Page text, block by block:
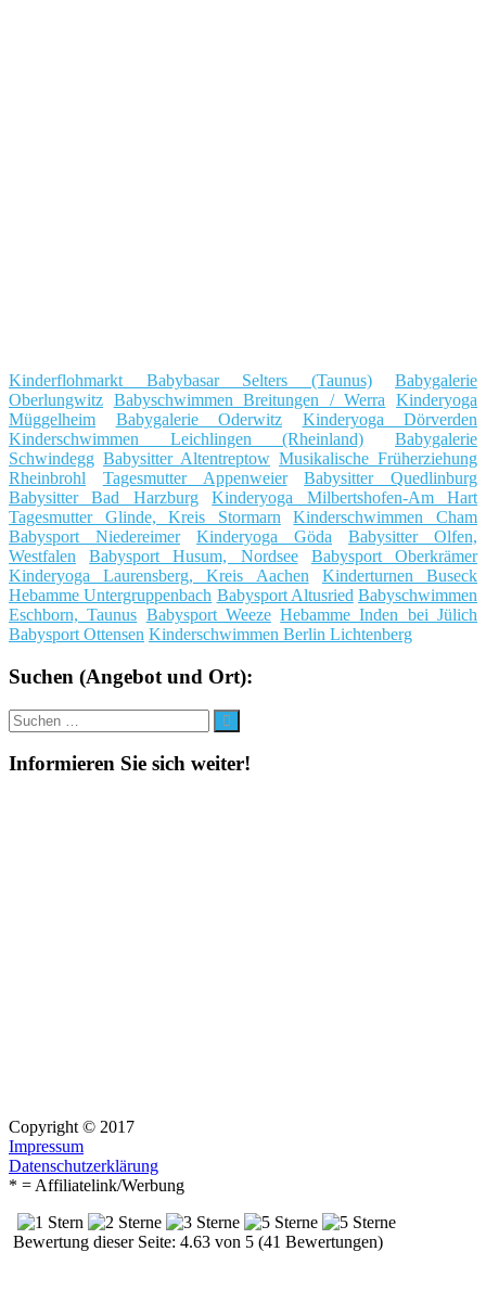
Kinderflohmarkt Babybasar Selters (Taunus)
Babygalerie
Oberlungwitz Babyschwimmen Breitungen / Werra
Kinderyoga
Müggelheim
Babygalerie Oderwitz
Kinderyoga Dörverden
Kinderschwimmen Leichlingen (Rheinland)
Babygalerie
Schwindegg Babysitter Altentreptow Musikalische Früherziehung
Rheinbrohl
Tagesmutter Appenweier
Babysitter Quedlinburg
Babysitter Bad Harzburg
Kinderyoga Milbertshofen-Am Hart
Tagesmutter Glinde, Kreis Stormarn
Kinderschwimmen Cham
Babysport Niedereimer
Kinderyoga Göda
Babysitter Olfen,
Westfalen
Babysport Husum, Nordsee
Babysport Oberkrämer
Kinderyoga Laurensberg, Kreis Aachen
Kinderturnen Buseck
Hebamme Untergruppenbach Babysport Altusried Babyschwimmen
Eschborn, Taunus Babysport Weeze Hebamme Inden bei Jülich
Babysport Ottensen Kinderschwimmen Berlin Lichtenberg
Suchen (Angebot und Ort):
Suche
nach:
Suchen
Informieren Sie sich weiter!
Copyright © 2017
Impressum
Datenschutzerklärung
* = Affiliatelink/Werbung
Bewertung dieser Seite: 4.63 von 5 (41 Bewertungen)